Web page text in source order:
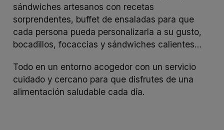
sándwiches artesanos con recetas
sorprendentes, buffet de ensaladas para que
cada persona pueda personalizarla a su gusto,
bocadillos, focaccias y sándwiches calientes…
Todo en un entorno acogedor con un servicio
cuidado y cercano para que disfrutes de una
alimentación saludable cada día.